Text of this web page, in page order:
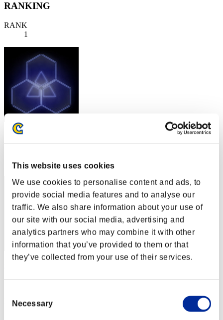
This website uses cookies
We use cookies to personalise content and ads, to
provide social media features and to analyse our
traffic. We also share information about your use of
our site with our social media, advertising and
analytics partners who may combine it with other
information that you’ve provided to them or that
they’ve collected from your use of their services.
Selection
Necessary
RANKING
RANK
1
スコア: -
2
RANK